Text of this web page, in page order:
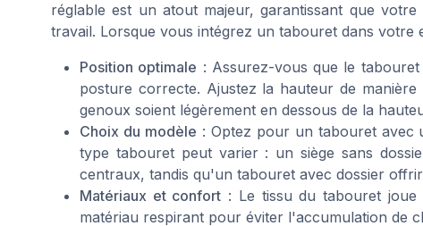
réglable est un atout majeur, garantissant que
travail. Lorsque vous intégrez un tabouret dans votre
Position optimale : Assurez-vous que le
posture correcte. Ajustez la hauteur de
genoux soient légèrement en dessous de la
Choix du modèle : Optez pour un tabouret avec
type tabouret peut varier : un siège sans
centraux, tandis qu'un tabouret avec dossier
Matériaux et confort : Le tissu du tabouret
matériau respirant pour éviter l'accumulation de